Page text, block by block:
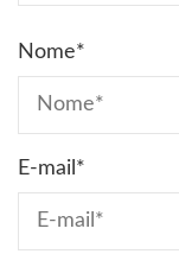
Nome*
E-mail *